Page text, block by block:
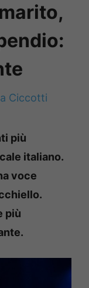
Ciccotti
più
italiano.
voce
più